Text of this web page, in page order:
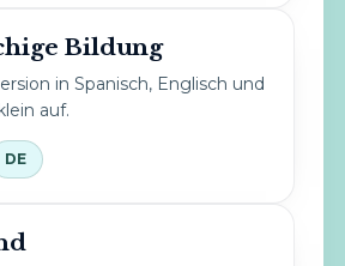
Bildung
in Spanisch, Englisch und
auf.
DE